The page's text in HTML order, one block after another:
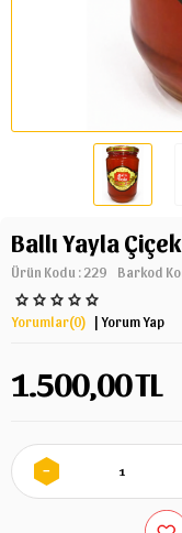
Ballı Yayla
Ürün Kodu : 229 Barkod
Yorumlar(0) | Yorum Yap
1.500,00TL